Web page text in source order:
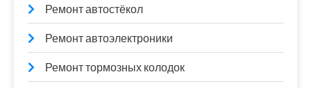
Ремонт автостёкол
Ремонт автоэлектроники
Ремонт тормозных колодок